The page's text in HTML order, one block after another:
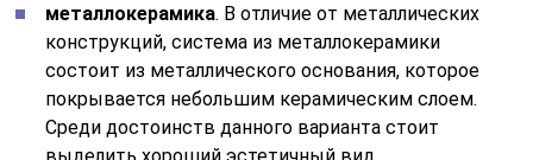
металлокерамика. В отличие от металлических
конструкций, система из металлокерамики
состоит из металлического основания, которое
покрывается небольшим керамическим слоем.
Среди достоинств данного варианта стоит